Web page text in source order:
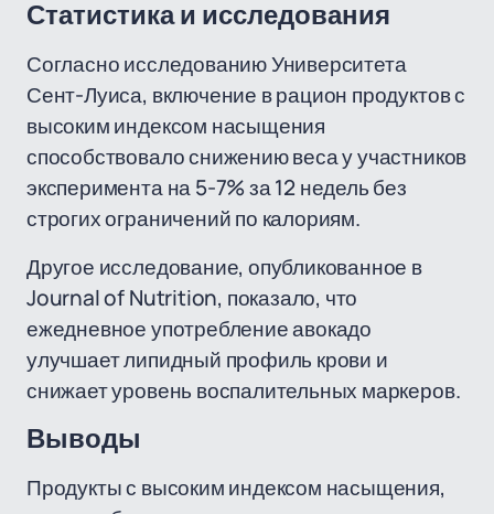
Статистика и исследования
Согласно исследованию Университета
Сент-Луиса, включение в рацион продуктов с
высоким индексом насыщения
способствовало снижению веса у участников
эксперимента на 5-7% за 12 недель без
строгих ограничений по калориям.
Другое исследование, опубликованное в
Journal of Nutrition, показало, что
ежедневное употребление авокадо
улучшает липидный профиль крови и
снижает уровень воспалительных маркеров.
Выводы
Продукты с высоким индексом насыщения,